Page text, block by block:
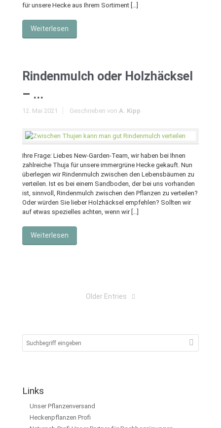
für unsere Hecke aus Ihrem Sortiment […]
Weiterlesen
Rindenmulch oder Holzhäcksel
– ...
12. Mai 2021 Geschrieben von A. Kipp
Ihre Frage: Liebes New-Garden-Team, wir haben bei Ihnen
zahlreiche Thuja für unsere immergrüne Hecke gekauft. Nun
überlegen wir Rindenmulch zwischen den Lebensbäumen zu
verteilen. Ist es bei einem Sandboden, der bei uns vorhanden
ist, sinnvoll, Rindenmulch zwischen den Pflanzen zu verteilen?
Oder würden Sie lieber Holzhäcksel empfehlen? Sollten wir
auf etwas spezielles achten, wenn wir […]
Weiterlesen
Older Entries
Links
Unser Pflanzenversand
Heckenpflanzen Profi